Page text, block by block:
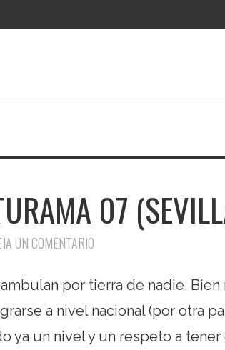
07
UN COMENTARIO
por tierra de nadie.
a nivel nacional (por otra
ya un nivel y un respeto a tener